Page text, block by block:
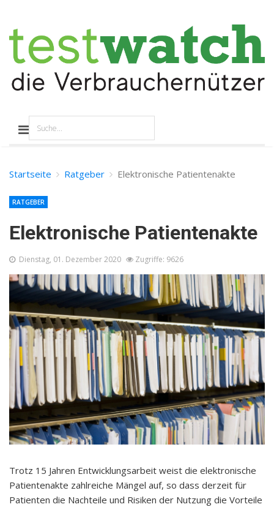
Startseite Ratgeber Elektronische Patientenakte
Elektronische Patientenakte
RATGEBER
Dienstag, 01. Dezember 2020 Zugriffe: 9626
Trotz 15 Jahren Entwicklungsarbeit weist die elektronische
Patientenakte zahlreiche Mängel auf, so dass derzeit für
Patienten die Nachteile und Risiken der Nutzung die Vorteile